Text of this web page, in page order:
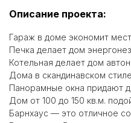
Описание проекта:
Гараж в доме экономит
Печка делает дом
Котельная делает дом
Дома в скандинавском
Панорамные окна придают
Дом от 100 до 150 кв.м.
Барнхаус — это отличное